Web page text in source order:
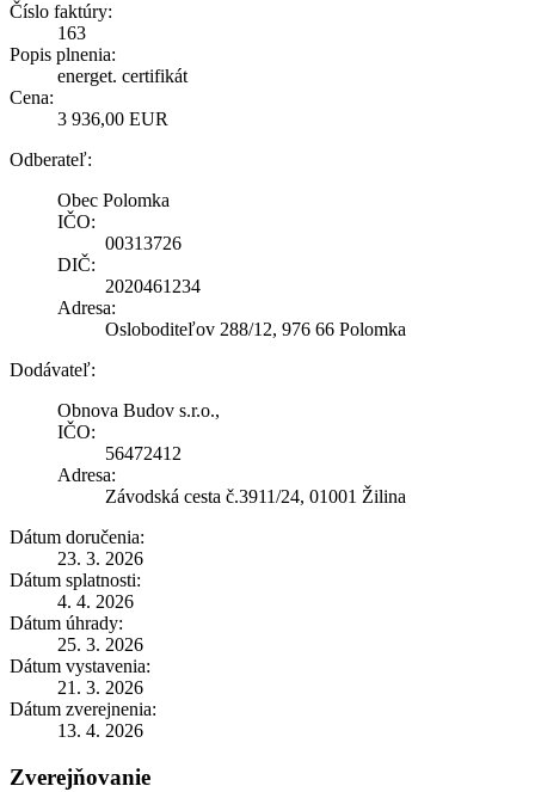
Číslo faktúry:
163
Popis plnenia:
energet. certifikát
Cena:
3 936,00 EUR
Odberateľ:
Obec Polomka
IČO:
00313726
DIČ:
2020461234
Adresa:
Osloboditeľov 288/12, 976 66 Polomka
Dodávateľ:
Obnova Budov s.r.o.,
IČO:
56472412
Adresa:
Závodská cesta č.3911/24, 01001 Žilina
Dátum doručenia:
23. 3. 2026
Dátum splatnosti:
4. 4. 2026
Dátum úhrady:
25. 3. 2026
Dátum vystavenia:
21. 3. 2026
Dátum zverejnenia:
13. 4. 2026
Zverejňovanie